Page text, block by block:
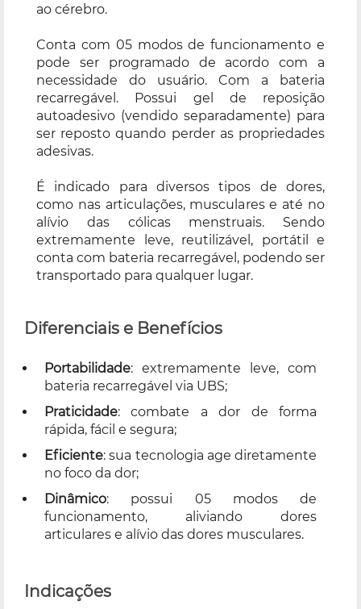
ao cérebro.
Conta com 05 modos de funcionamento e
pode ser programado de acordo com a
necessidade do usuário. Com a bateria
recarregável. Possui gel de reposição
autoadesivo (vendido separadamente) para
ser reposto quando perder as propriedades
adesivas.
É indicado para diversos tipos de dores,
como nas articulações, musculares e até no
alívio das cólicas menstruais. Sendo
extremamente leve, reutilizável, portátil e
conta com bateria recarregável, podendo ser
transportado para qualquer lugar.
Diferenciais e Benefícios
Portabilidade: extremamente leve, com
bateria recarregável via UBS;
Praticidade: combate a dor de forma
rápida, fácil e segura;
Eficiente: sua tecnologia age diretamente
no foco da dor;
Dinâmico: possui 05 modos de
funcionamento, aliviando dores
articulares e alívio das dores musculares.
Indicações